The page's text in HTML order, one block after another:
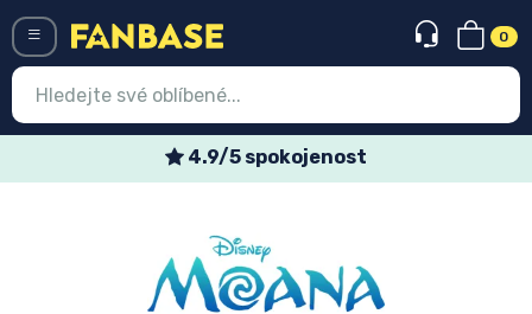
0
4.9/5 spokojenost
Nejnovější věci